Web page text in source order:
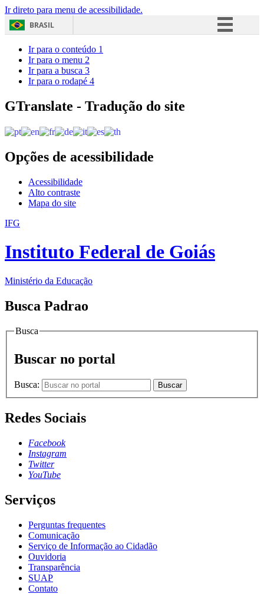
Ir direto para menu de acessibilidade.
BRASIL
Acesso à informação
Ir para o conteúdo 1
Ir para o menu 2
Ir para a busca 3
Ir para o rodapé 4
GTranslate - Tradução do site
Opções de acessibilidade
Acessibilidade
Alto contraste
Mapa do site
IFG
Instituto Federal de Goiás
Ministério da Educação
Busca Padrao
Busca
Buscar no portal
Busca: Buscar
Redes Sociais
Facebook
Instagram
Twitter
YouTube
Serviços
Perguntas frequentes
Comunicação
Serviço de Informação ao Cidadão
Ouvidoria
Transparência
SUAP
Contato